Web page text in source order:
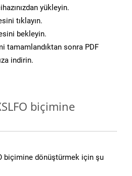
yükleyin.
tıklayın.
bekleyin.
tamamlandıktan sonra PDF
indirin.
biçimine
biçimine dönüştürmek için şu